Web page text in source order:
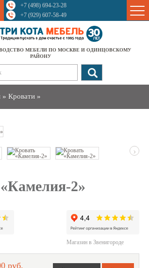
+7 (498) 694-23-28
+7 (929) 607-58-49
МЕБЕЛИ ПО МОСКВЕ И ОДИНЦОВСКОМУ
РАЙОНУ
» Кровати »
›
2»
Магазин в Звенигороде
руб.